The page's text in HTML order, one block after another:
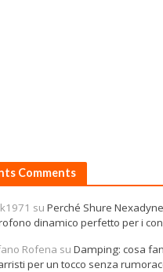
Comments
su Perché Shure
dinamico perfetto per i
Rofena su Damping: cosa
per un tocco senza